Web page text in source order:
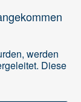
werden
Diese